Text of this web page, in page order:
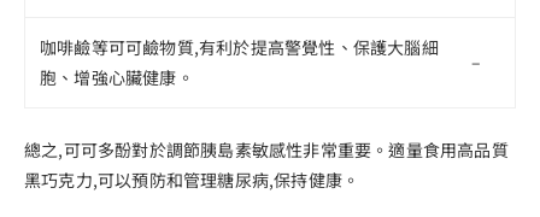
咖啡鹼等可可鹼物質,有利於提高警覺性、保護大腦細
胞、增強心臟健康。
–
總之,可可多酚對於調節胰島素敏感性非常重要。適量食用高品質
黑巧克力,可以預防和管理糖尿病,保持健康。